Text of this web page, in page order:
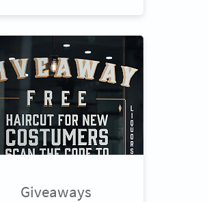
Giveaways